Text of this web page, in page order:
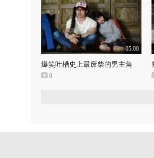
05:00
爆笑吐槽史上最废柴的男主角
0